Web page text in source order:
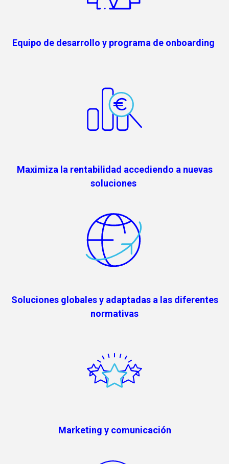
Equipo de desarrollo y programa de onboarding
Maximiza la rentabilidad accediendo a nuevas
soluciones
Soluciones globales y adaptadas a las diferentes
normativas
Marketing y comunicación